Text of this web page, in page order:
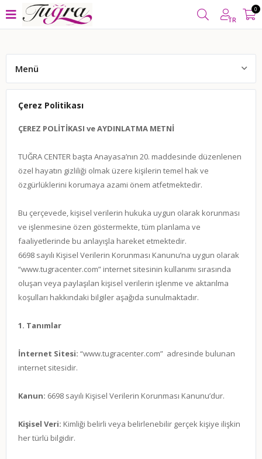
KARGO BEDAVA YURT İÇİNDE
TR
0
Menü
Kargo ve Teslimat
Öneri ve Şikayet
Üyelik Sözleşmesi
Bize Ulaşın
Çerez Politikası
Ödeme Seçenekleri
Çerez Politikası
ÇEREZ POLİTİKASI ve AYDINLATMA METNİ
TUĞRA CENTER başta Anayasa’nın 20. maddesinde düzenlenen
özel hayatın gizliliği olmak üzere kişilerin temel hak ve
özgürlüklerini korumaya azami önem atfetmektedir.
Bu çerçevede, kişisel verilerin hukuka uygun olarak korunması
ve işlenmesine özen göstermekte, tüm planlama ve
faaliyetlerinde bu anlayışla hareket etmektedir.
6698 sayılı Kişisel Verilerin Korunması Kanunu’na uygun olarak
“www.tugracenter.com” internet sitesinin kullanımı sırasında
oluşan veya paylaşılan kişisel verilerin işlenme ve aktarılma
koşulları hakkındaki bilgiler aşağıda sunulmaktadır.
1. Tanımlar
İnternet Sitesi: “www.tugracenter.com” adresinde bulunan
internet sitesidir.
Kanun: 6698 sayılı Kişisel Verilerin Korunması Kanunu’dur.
Kişisel Veri: Kimliği belirli veya belirlenebilir gerçek kişiye ilişkin
her türlü bilgidir.